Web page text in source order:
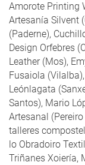
Amorote Printing
Artesanía Silvent
(Paderne),
Design Orfebres
Leather (Mos),
Fusaiola
Leónlagata
Santos), Mario
Artesanal
talleres
lo Obradoiro
Triñanes Xoiería,